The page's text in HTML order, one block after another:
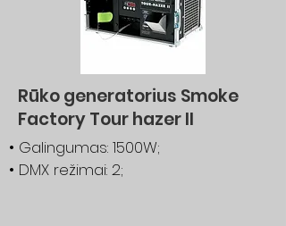
Rūko generatorius Smoke
Factory Tour hazer II
• Galingumas: 1500W;
• DMX režimai: 2;